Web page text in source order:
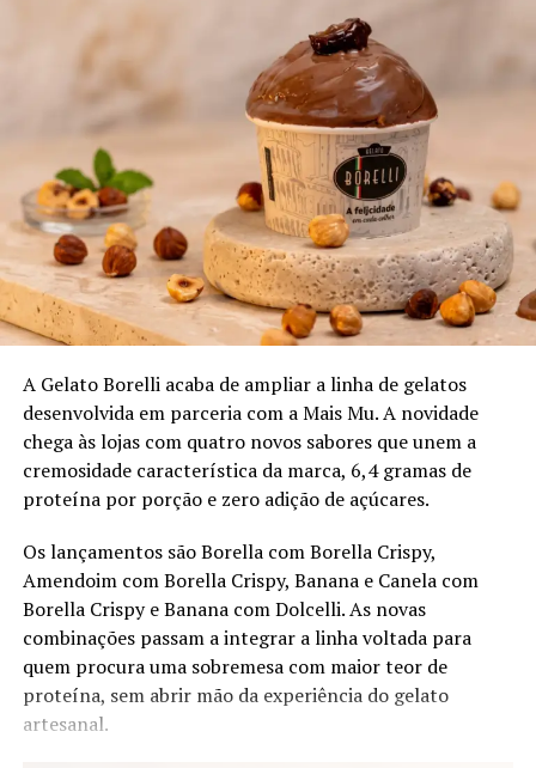
TÓPICOS RELACIONADOS: BEACH CLUB
GASTRONOMIA
Veja a lista completa com os premiados no Top Five
da ExpoVinhos Vitória 2026.
Branco Novo Mundo
Errazuris Chardonay – produtor Viña Errazuris, Vale do
Litoral Sauv Blanc – produtor Vale Leyda; uva Sauv
Blanc; safra 2024
QPQ Gran Reserva – produtor Maipo; uva Chardonnay;
Salton Virtude – produtor Campanha Gaúcha; uva
Chardonnay; safra 2025
Sauvignon Blanc, edição Costeira – produtor Viña
Requingua, Tapihue, Casa Blanc Chile; uva Sauvignon
Blanc; safra 2025
A Gelato Borelli acaba de ampliar a linha de gelatos
desenvolvida em parceria com a Mais Mu. A novidade
chega às lojas com quatro novos sabores que unem a
cremosidade característica da marca, 6,4 gramas de
proteína por porção e zero adição de açúcares.
Os lançamentos são Borella com Borella Crispy,
Amendoim com Borella Crispy, Banana e Canela com
Borella Crispy e Banana com Dolcelli. As novas
combinações passam a integrar a linha voltada para
quem procura uma sobremesa com maior teor de
proteína, sem abrir mão da experiência do gelato
artesanal.